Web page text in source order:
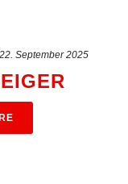
22. September 2025